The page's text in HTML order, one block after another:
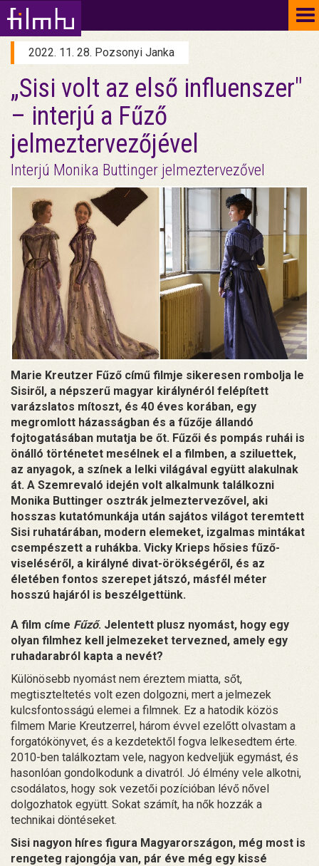
2022. 11. 28. Pozsonyi Janka
„Sisi volt az első influenszer"
– interjú a Fűző
jelmeztervezőjével
Interjú Monika Buttinger jelmeztervezővel
Marie Kreutzer Fűző című filmje sikeresen rombolja le
Sisiről, a népszerű magyar királynéról felépített
varázslatos mítoszt, és 40 éves korában, egy
megromlott házasságban és a fűzője állandó
fojtogatásában mutatja be őt. Fűzői és pompás ruhái is
önálló történetet mesélnek el a filmben, a sziluettek,
az anyagok, a színek a lelki világával együtt alakulnak
át. A Szemrevaló idején volt alkalmunk találkozni
Monika Buttinger osztrák jelmeztervezővel, aki
hosszas kutatómunkája után sajátos világot teremtett
Sisi ruhatárában, modern elemeket, izgalmas mintákat
csempészett a ruhákba. Vicky Krieps hősies fűző-
viseléséről, a királyné divat-örökségéről, és az
életében fontos szerepet játszó, másfél méter
hosszú hajáról is beszélgettünk.
A film címe Fűző. Jelentett plusz nyomást, hogy egy
olyan filmhez kell jelmezeket tervezned, amely egy
ruhadarabról kapta a nevét?
Különösebb nyomást nem éreztem miatta, sőt,
megtiszteltetés volt ezen dolgozni, mert a jelmezek
kulcsfontosságú elemei a filmnek. Ez a hatodik közös
filmem Marie Kreutzerrel, három évvel ezelőtt olvastam a
forgatókönyvet, és a kezdetektől fogva lelkesedtem érte.
2010-ben találkoztam vele, nagyon kedveljük egymást, és
hasonlóan gondolkodunk a divatról. Jó élmény vele alkotni,
csodálatos, hogy sok vezetői pozícióban lévő nővel
dolgozhatok együtt. Sokat számít, ha nők hozzák a
technikai döntéseket.
Sisi nagyon híres figura Magyarországon, még most is
rengeteg rajongója van, pár éve még egy kissé